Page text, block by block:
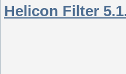
Helicon Filter